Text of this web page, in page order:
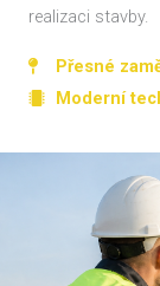
realizaci stavby.
Přesné
Moderní